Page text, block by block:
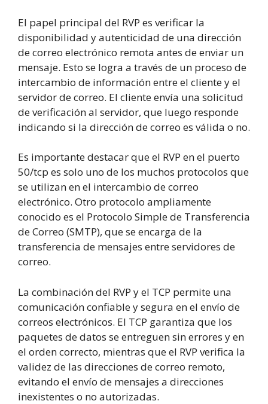
El papel principal del RVP es verificar la
disponibilidad y autenticidad de una dirección
de correo electrónico remota antes de enviar un
mensaje. Esto se logra a través de un proceso de
intercambio de información entre el cliente y el
servidor de correo. El cliente envía una solicitud
de verificación al servidor, que luego responde
indicando si la dirección de correo es válida o no.
Es importante destacar que el RVP en el puerto
50/tcp es solo uno de los muchos protocolos que
se utilizan en el intercambio de correo
electrónico. Otro protocolo ampliamente
conocido es el Protocolo Simple de Transferencia
de Correo (SMTP), que se encarga de la
transferencia de mensajes entre servidores de
correo.
La combinación del RVP y el TCP permite una
comunicación confiable y segura en el envío de
correos electrónicos. El TCP garantiza que los
paquetes de datos se entreguen sin errores y en
el orden correcto, mientras que el RVP verifica la
validez de las direcciones de correo remoto,
evitando el envío de mensajes a direcciones
inexistentes o no autorizadas.